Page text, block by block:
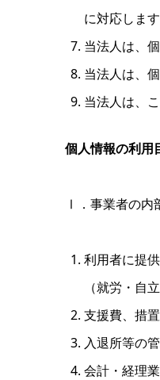
に対応します
当法人は、
当法人は、
当法人は、
個人情報の利用
Ⅰ．事業者の内
利用者に提
（就労・自
支援費、措
入退所等の
会計・経理